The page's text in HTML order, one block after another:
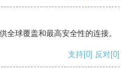
全球覆盖和最高安全性的连接。
支持[0] 反对[0]